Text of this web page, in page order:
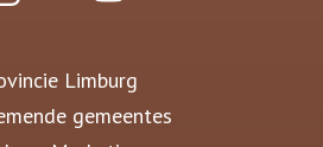
Limburg
gemeentes